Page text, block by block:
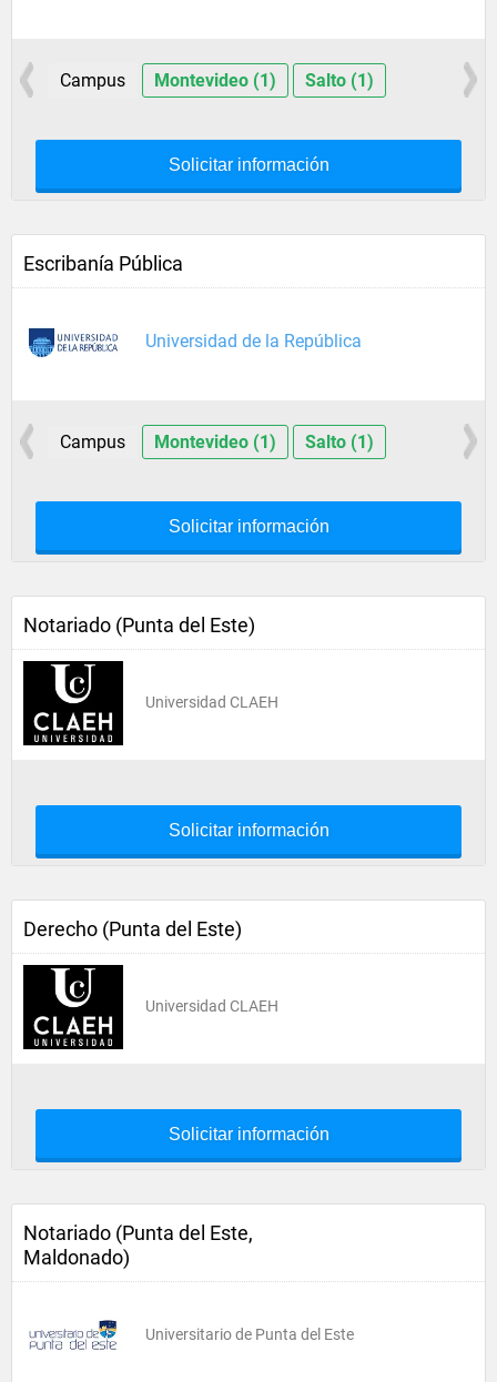
Campus Montevideo (1) Salto (1)
Solicitar información
Escribanía Pública
Universidad de la República
Campus Montevideo (1) Salto (1)
Solicitar información
Notariado (Punta del Este)
Universidad CLAEH
Solicitar información
Derecho (Punta del Este)
Universidad CLAEH
Solicitar información
Notariado (Punta del Este,
Maldonado)
Universitario de Punta del Este